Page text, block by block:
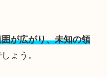
が広がり、未知の領
ょう。